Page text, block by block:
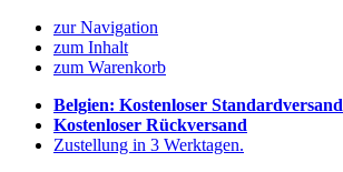
zur Navigation
zum Inhalt
zum Warenkorb
Belgien: Kostenloser Standardversand
Kostenloser Rückversand
Zustellung in 3 Werktagen.